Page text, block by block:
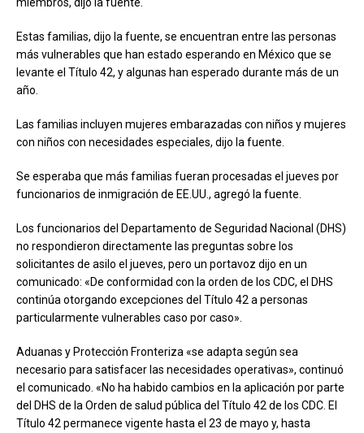
Estas familias, dijo la fuente, se encuentran entre las personas
más vulnerables que han estado esperando en México que se
levante el Título 42, y algunas han esperado durante más de un
año.
Las familias incluyen mujeres embarazadas con niños y mujeres
con niños con necesidades especiales, dijo la fuente.
Se esperaba que más familias fueran procesadas el jueves por
funcionarios de inmigración de EE.UU., agregó la fuente.
Los funcionarios del Departamento de Seguridad Nacional (DHS)
no respondieron directamente las preguntas sobre los
solicitantes de asilo el jueves, pero un portavoz dijo en un
comunicado: «De conformidad con la orden de los CDC, el DHS
continúa otorgando excepciones del Título 42 a personas
particularmente vulnerables caso por caso».
Aduanas y Protección Fronteriza «se adapta según sea
necesario para satisfacer las necesidades operativas», continuó
el comunicado. «No ha habido cambios en la aplicación por parte
del DHS de la Orden de salud pública del Título 42 de los CDC. El
Título 42 permanece vigente hasta el 23 de mayo y, hasta